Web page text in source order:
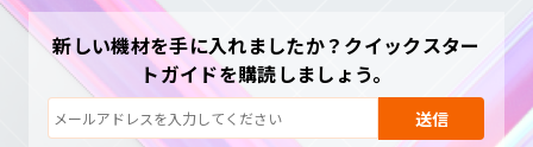
新しい機材を手に入れましたか？クイックスター
トガイドを購読しましょう。
送信
描画チュートリアル
ヒントとトラブルシューティング
新製品情報と特別オファー
アーティストのストーリーとインスピレーション
月1〜2通、スパムはなし